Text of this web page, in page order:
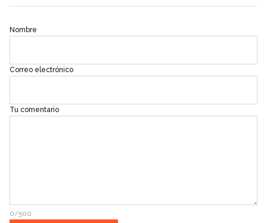
Nombre
Correo electrónico
Tu comentario
0/500